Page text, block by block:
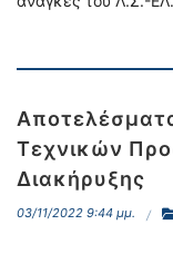
Τεχνικών
Διακήρυξης
03/11/2022 9:44 μμ.